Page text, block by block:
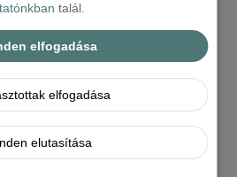
talál.
elfogadása
elfogadása
elutasítása
jelezze a masszázs
igényét recepciónk felé a
valamelyikén: